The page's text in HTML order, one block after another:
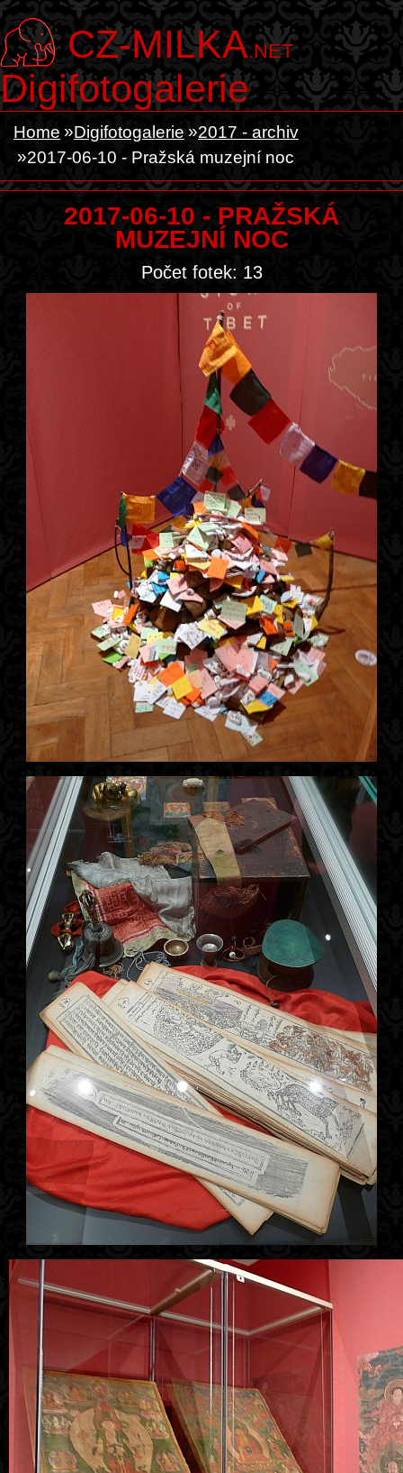
CZ-MILKA.NET
Digifotogalerie
Home Digifotogalerie
2017 - archiv
2017-06-10 - Pražská muzejní noc
2017-06-10 - PRAŽSKÁ
MUZEJNÍ NOC
Počet fotek: 13